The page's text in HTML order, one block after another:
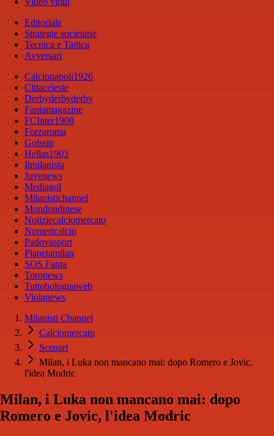
Editoriale
Strategie societarie
Tecnica e Tattica
Avversari
Calcionapoli1926
Cittaceleste
Derbyderbyderby
Fantamagazine
FCInter1908
Forzaroma
Golssip
Hellas1903
Ilmilanista
Juvenews
Mediagol
Milanistichannel
Mondoudinese
Notiziecalciomercato
Numericalcio
Padovasport
Pianetamilan
SOS Fanta
Toronews
Tuttobolognaweb
Violanews
Milanisti Channel
Calciomercato
Scenari
Milan, i Luka non mancano mai: dopo Romero e Jovic,
l'idea Modric
Milan, i Luka non mancano mai: dopo
Romero e Jovic, l'idea Modric